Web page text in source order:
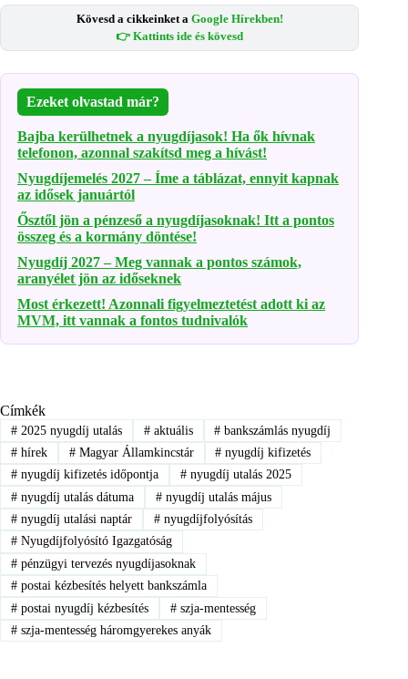
Kövesd a cikkeinket a Google Hírekben!
👉 Kattints ide és kövesd
Ezeket olvastad már?
Bajba kerülhetnek a nyugdíjasok! Ha ők hívnak
telefonon, azonnal szakítsd meg a hívást!
Nyugdíjemelés 2027 – Íme a táblázat, ennyit kapnak
az idősek januártól
Ősztől jön a pénzeső a nyugdíjasoknak! Itt a pontos
összeg és a kormány döntése!
Nyugdíj 2027 – Meg vannak a pontos számok,
aranyélet jön az időseknek
Most érkezett! Azonnali figyelmeztetést adott ki az
MVM, itt vannak a fontos tudnivalók
Címkék
#2025 nyugdíj utalás #aktuális # bankszámlás nyugdíj
#hírek #Magyar Államkincstár # nyugdíj kifizetés
#nyugdíj kifizetés időpontja #nyugdíj utalás 2025
#nyugdíj utalás dátuma #nyugdíj utalás május
#nyugdíj utalási naptár #nyugdíjfolyósítás
#Nyugdíjfolyósító Igazgatóság
#pénzügyi tervezés nyugdíjasoknak
#postai kézbesítés helyett bankszámla
#postai nyugdíj kézbesítés #szja-mentesség
#szja-mentesség háromgyerekes anyák